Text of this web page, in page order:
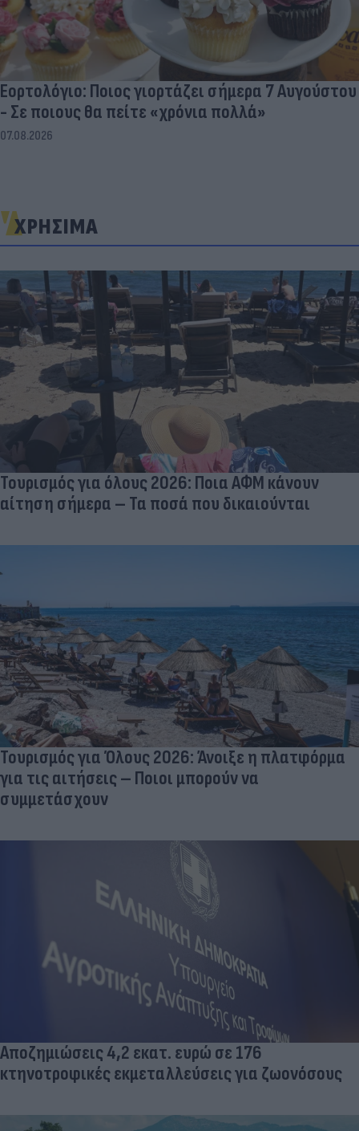
Εορτολόγιο: Ποιος γιορτάζει σήμερα 7 Αυγούστου
- Σε ποιους θα πείτε «χρόνια πολλά»
07.08.2026
ΧΡΗΣΙΜΑ
Τουρισμός για όλους 2026: Ποια ΑΦΜ κάνουν
αίτηση σήμερα – Τα ποσά που δικαιούνται
Τουρισμός για Όλους 2026: Άνοιξε η πλατφόρμα
για τις αιτήσεις – Ποιοι μπορούν να
συμμετάσχουν
Αποζημιώσεις 4,2 εκατ. ευρώ σε 176
κτηνοτροφικές εκμεταλλεύσεις για ζωονόσους